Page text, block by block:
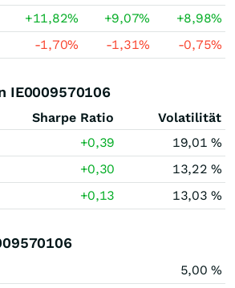
+11,82% +9,07% +8,98%
-1,70% -1,31% -0,75%
IE0009570106
Sharpe Ratio
Volatilität
+0,39
19,01 %
+0,30
13,22 %
+0,13 13,03 %
5,00 %